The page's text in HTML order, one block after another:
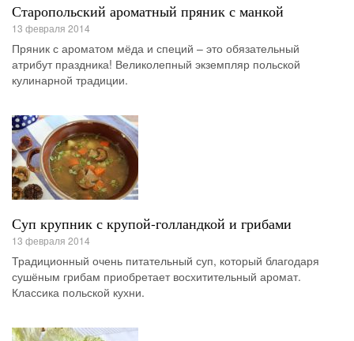
Старопольский ароматный пряник с манкой
13 февраля 2014
Пряник с ароматом мёда и специй – это обязательный
атрибут праздника! Великолепный экземпляр польской
кулинарной традиции.
Суп крупник с крупой-голландкой и грибами
13 февраля 2014
Традиционный очень питательный суп, который благодаря
сушёным грибам приобретает восхитительный аромат.
Классика польской кухни.